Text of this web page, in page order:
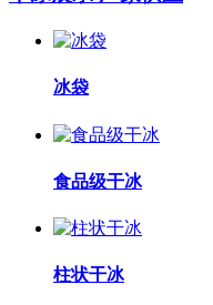
冰袋
食品级干冰
柱状干冰